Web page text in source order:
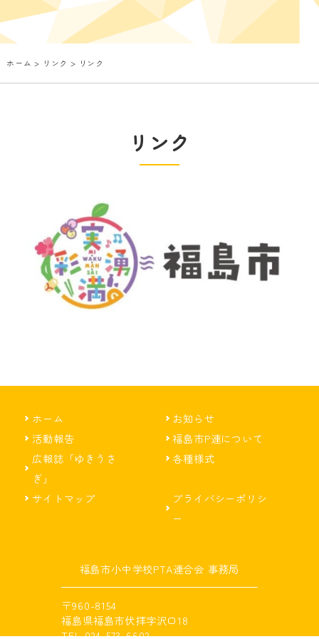
ホーム > リンク > リンク
リンク
ホーム
お知らせ
活動報告
福島市P連について
広報誌「ゆきうさ
ぎ」
各種様式
サイトマップ
プライバシーポリシ
ー
福島市小中学校PTA連合会 事務局
〒960-8154
福島県福島市伏拝字沢口18
TEL 024-573-6602